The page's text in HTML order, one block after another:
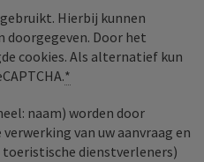
Hierbij kunnen
doorgegeven. Door het
cookies. Als alternatief kun
*
naam) worden door
van uw aanvraag en
toeristische dienstverleners)